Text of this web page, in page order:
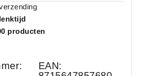
producten
EAN: